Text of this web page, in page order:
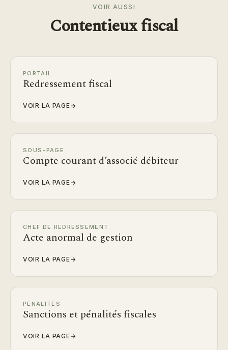
VOIR AUSSI
Contentieux fiscal
PORTAIL
Redressement fiscal
VOIR LA PAGE→
SOUS-PAGE
Compte courant d’associé débiteur
VOIR LA PAGE→
CHEF DE REDRESSEMENT
Acte anormal de gestion
VOIR LA PAGE→
PÉNALITÉS
Sanctions et pénalités fiscales
VOIR LA PAGE→